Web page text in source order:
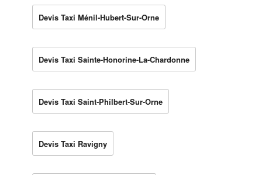
Devis Taxi Ménil-Hubert-Sur-Orne
Devis Taxi Sainte-Honorine-La-Chardonne
Devis Taxi Saint-Philbert-Sur-Orne
Devis Taxi Ravigny